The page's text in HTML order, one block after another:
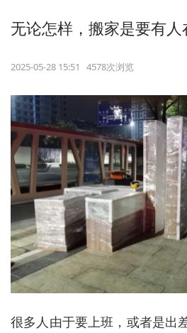
无论怎样，搬家是要有人
2025-05-28 15:51 4578次浏览
很多人由于要上班，或者是出